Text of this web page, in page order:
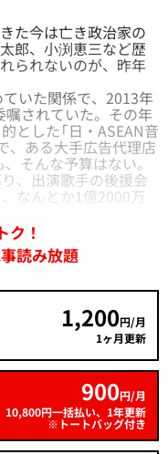
た今は亡き政治家の
郎、小渕恵三など歴
られないのが、昨年
いた関係で、2013年
嘱されていた。その年
とした「日・ASEAN音
、ある大手広告代理店
そんな予算はない。
、出演歌手の後援会
なんとか1億2000万
ク！
読み放題
1,200円/月
1ヶ月更新
900円/月
10,800円一括払い、1年更新
※トートバッグ付き